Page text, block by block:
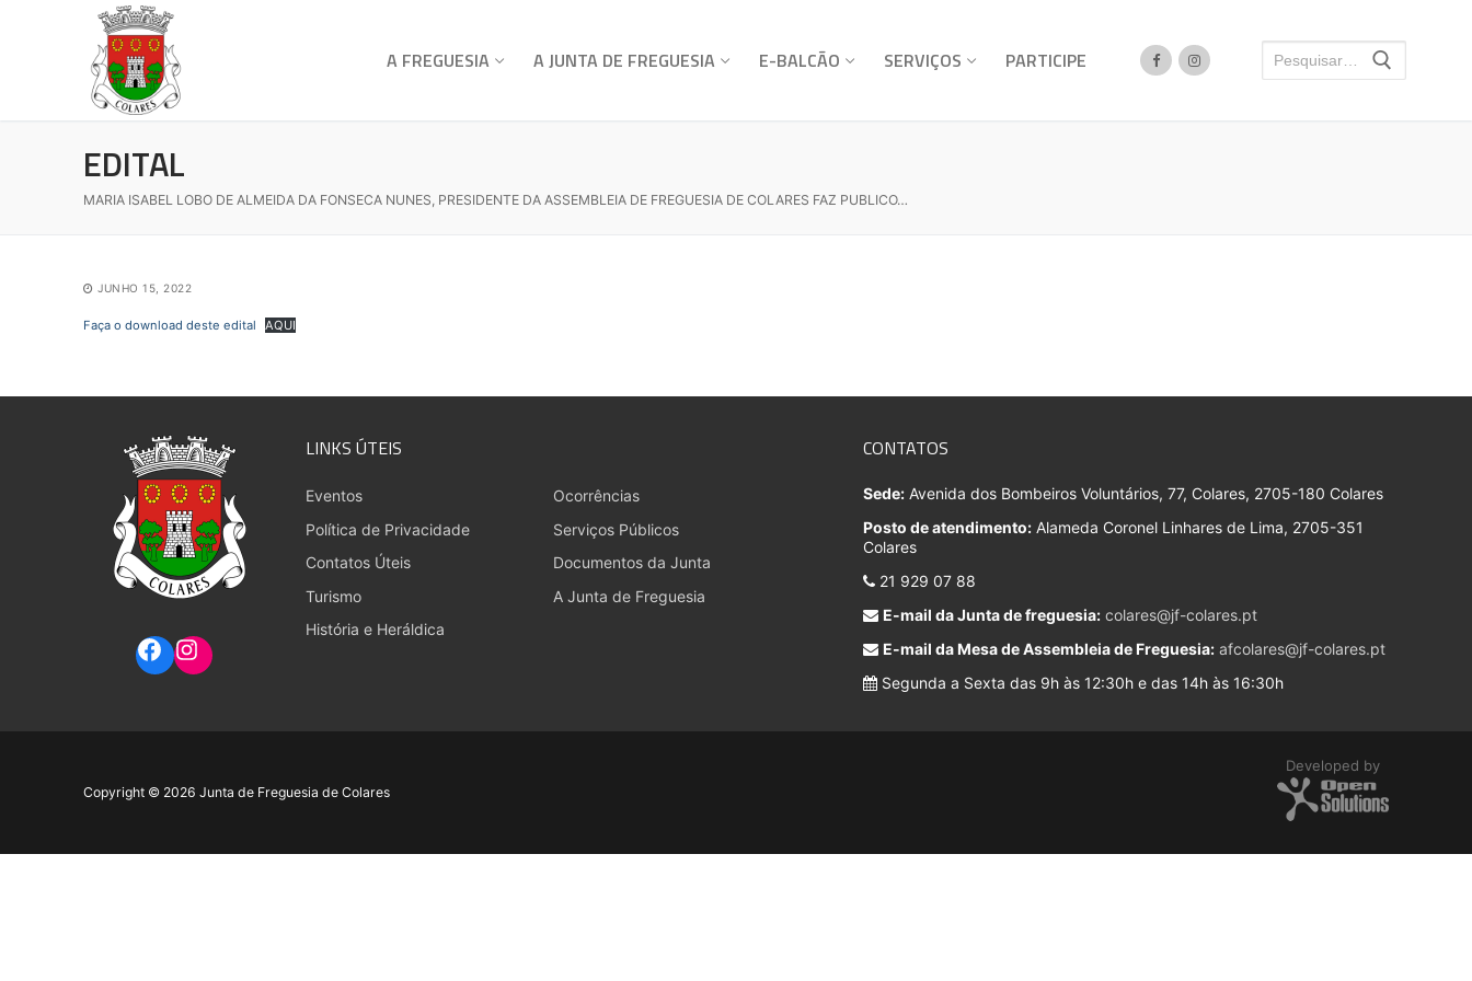
A FREGUESIA A JUNTA DE FREGUESIA E-BALCÃO SERVIÇOS PARTICIPE
EDITAL
MARIA ISABEL LOBO DE ALMEIDA DA FONSECA NUNES, PRESIDENTE DA ASSEMBLEIA DE FREGUESIA DE COLARES FAZ PUBLICO…
JUNHO 15, 2022
Faça o download deste edital AQUI
LINKS ÚTEIS
Eventos
Ocorrências
Política de Privacidade
Serviços Públicos
Contatos Úteis
Documentos da Junta
Turismo
A Junta de Freguesia
História e Heráldica
CONTATOS
Sede:Avenida dos Bombeiros Voluntários, 77, Colares, 2705-180 Colares
Posto de atendimento:Alameda Coronel Linhares de Lima, 2705-351
Colares
21 929 07 88
E-mail da Junta de freguesia: colares@jf-colares.pt
E-mail da Mesa de Assembleia de Freguesia: afcolares@jf-colares.pt
Segunda a Sexta das 9h às 12:30h e das 14h às 16:30h
Copyright © 2026 Junta de Freguesia de Colares
Developed by